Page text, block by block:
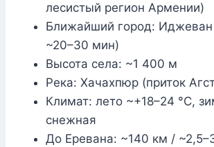
лесистый регион Армении)
Ближайший город:
~20–30 мин)
Высота села: ~1 400 м
Река: Хачахпюр (приток
Климат: лето ~+18–24 °C,
снежная
До Еревана: ~140 км /